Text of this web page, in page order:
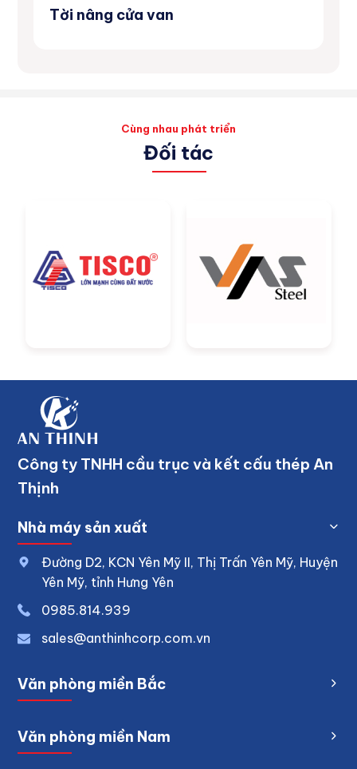
Tời nâng cửa van
Cùng nhau phát triển
Đối tác
Công ty TNHH cầu trục và kết cấu thép An
Thịnh
Nhà máy sản xuất
Đường D2, KCN Yên Mỹ II, Thị Trấn Yên Mỹ, Huyện
Yên Mỹ, tỉnh Hưng Yên
0985.814.939
sales@anthinhcorp.com.vn
Văn phòng miền Bắc
Văn phòng miền Nam